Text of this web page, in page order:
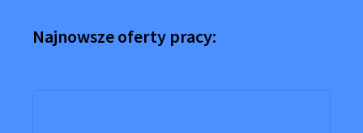
Najnowsze oferty pracy: